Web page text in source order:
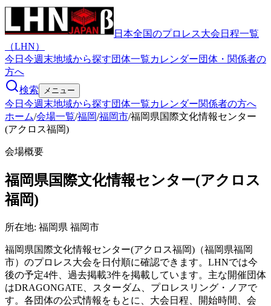
日本全国のプロレス大会日程一覧
（LHN）
今日 今週末地域から探す団体一覧カレンダー団体・関係者の
方へ
検索
メニュー
今日 今週末地域から探す団体一覧カレンダー関係者の方へ
ホーム/会場一覧/福岡/福岡市/福岡県国際文化情報センター
(アクロス福岡)
会場概要
福岡県国際文化情報センター(アクロス
福岡)
所在地: 福岡県 福岡市
福岡県国際文化情報センター(アクロス福岡)（福岡県福岡
市）のプロレス大会を日付順に確認できます。LHNでは今
後の予定4件、過去掲載3件を掲載しています。主な開催団体
はDRAGONGATE、スターダム、プロレスリング・ノアで
す。各団体の公式情報をもとに、大会日程、開始時間、会